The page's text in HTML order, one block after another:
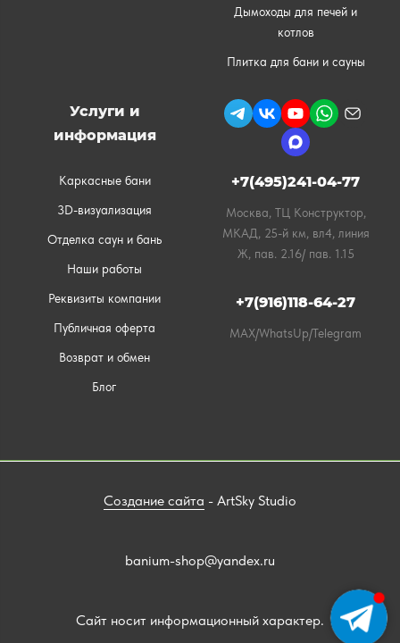
Дымоходы для печей и
котлов
Плитка для бани и сауны
Услуги и
информация
Каркасные бани
3D-визуализация
Отделка саун и бань
Наши работы
Реквизиты компании
Публичная оферта
Возврат и обмен
Блог
+7(495)241-04-77
Москва, ТЦ Конструктор,
МКАД, 25-й км, вл4, линия
Ж, пав. 2.16/ пав. 1.15
+7(916)118-64-27
MAX/WhatsUp/Telegram
Создание сайта - ArtSky Studio
banium-shop@yandex.ru
Сайт носит информационный характер.